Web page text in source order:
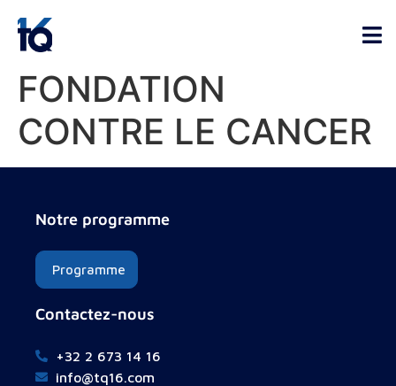
FONDATION
CONTRE LE CANCER
Notre programme
Programme
Contactez-nous
+32 2 673 14 16
info@tq16.com